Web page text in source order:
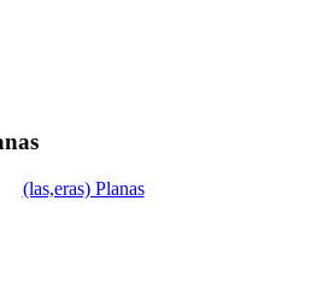
(las,eras) Planas